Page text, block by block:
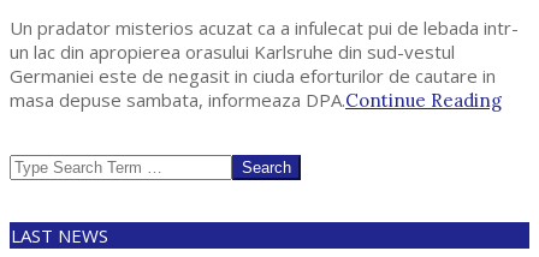
Un pradator misterios acuzat ca a infulecat pui de lebada intr-
un lac din apropierea orasului Karlsruhe din sud-vestul
Germaniei este de negasit in ciuda eforturilor de cautare in
masa depuse sambata, informeaza DPA.Continue Reading
Search
LAST NEWS